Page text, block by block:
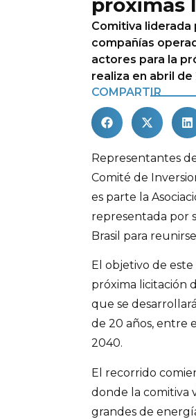
próximas
Comitiva liderada
compañías
actores para la
realiza en abril de
COMPARTIR
Representantes
Comité de
es parte la
representada por
Brasil para
El objetivo de
próxima licitación
que se
de 20 años, entre
2040.
El recorrido
donde la comitiva
grandes de